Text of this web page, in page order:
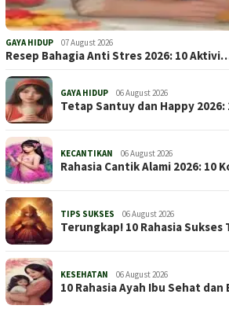
GAYA HIDUP 07 August 2026
Resep Bahagia Anti Stres 2026: 10
GAYA HIDUP 06 August 2026
Tetap Santuy dan Happy
KECANTIKAN 06 August 2026
Rahasia Cantik Alami 2026: 10
TIPS SUKSES 06 August 2026
Terungkap! 10 Rahasia Sukses
KESEHATAN 06 August 2026
10 Rahasia Ayah Ibu Sehat